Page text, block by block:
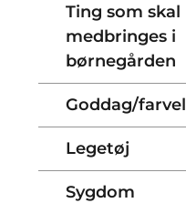
Ting som skal
medbringes i
børnegården
Goddag/farvel
Legetøj
Sygdom